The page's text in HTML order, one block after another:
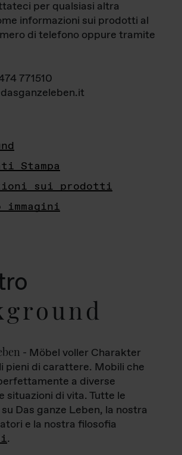
per qualsiasi altra
informazioni sui prodotti al
di telefono oppure tramite
771510
Stampa
sui prodotti
- Möbel voller Charakter
pieni di carattere. Mobili che
a diverse
situazioni di vita. Tutte le
Das ganze Leben, la nostra
e la nostra filosofia
.